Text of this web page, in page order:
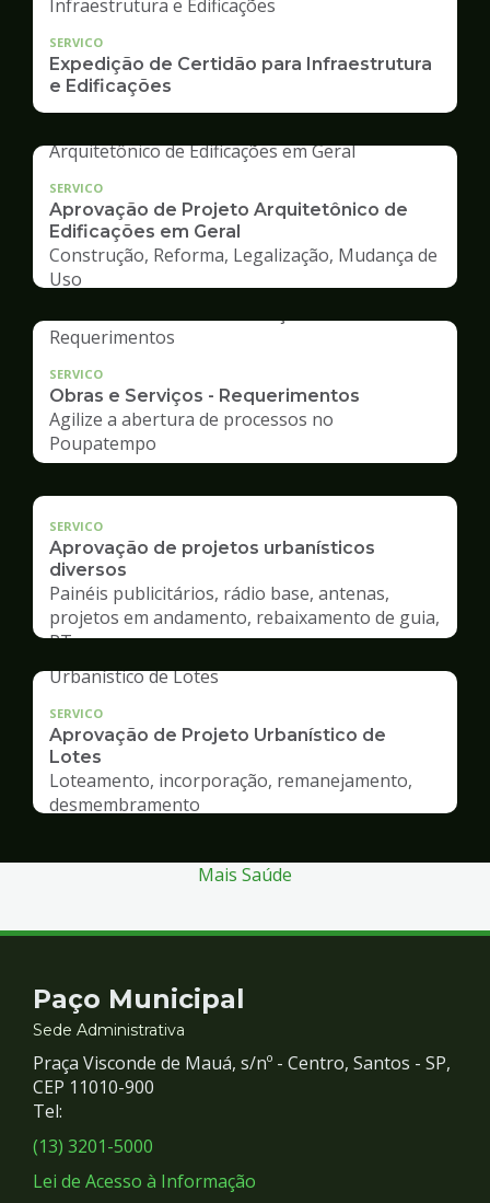
SERVICO
Expedição de Certidão para Infraestrutura
e Edificações
SERVICO
Aprovação de Projeto Arquitetônico de
Edificações em Geral
Construção, Reforma, Legalização, Mudança de
Uso
SERVICO
Obras e Serviços - Requerimentos
Agilize a abertura de processos no
Poupatempo
SERVICO
Aprovação de projetos urbanísticos
diversos
Painéis publicitários, rádio base, antenas,
projetos em andamento, rebaixamento de guia,
RT
SERVICO
Aprovação de Projeto Urbanístico de
Lotes
Loteamento, incorporação, remanejamento,
desmembramento
Mais Saúde
Contato
e
Redes
Sociais
Paço Municipal
Sede Administrativa
Praça Visconde de Mauá, s/nº - Centro, Santos - SP,
CEP 11010-900
Tel:
(13) 3201-5000
Lei de Acesso à Informação